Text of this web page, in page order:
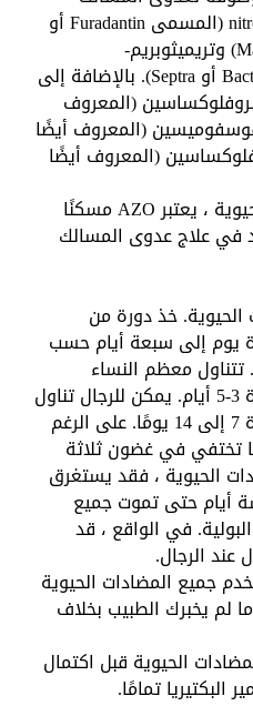
البولية هي: nitrofurantoin (المسمى Furadantin أو
Macrobid أو Macrodantin) وتريميثوبريم-
سلفاميثوكسازول (Bactrim أو Septra). بالإضافة إلى
(المعروف
(المعروف أيضًا
(المعروف أيضًا
إلى جانب المضادات الحيوية ، يعتبر AZO مسكنًا
في علاج عدوى المسالك
الحيوية. خذ دورة من
يوم إلى سبعة أيام حسب
معظم النساء
المضادات الحيوية لمدة 3-5 أيام. يمكن للرجال تناول
المضادات الحيوية لمدة 7 إلى 14 يومًا. على الرغم
تختفي في غضون ثلاثة
الحيوية ، فقد يستغرق
أيام حتى تموت جميع
في الواقع ، قد
الرجال.
جميع المضادات الحيوية
لم يخبرك الطبيب بخلاف
الحيوية قبل اكتمال
البكتيريا تمامًا.